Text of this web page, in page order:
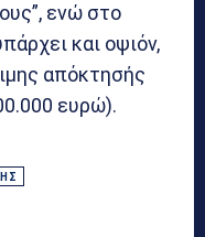
ενώ στο
και οψιόν,
απόκτησής
ευρώ).